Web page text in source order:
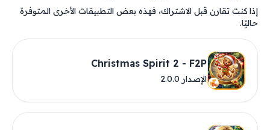
إذا كنت تقارن قبل الاشتراك، فهذه بعض التطبيقات الأخرى المتوفرة
حاليًا.
Christmas Spirit 2 - F2P
الإصدار 2.0.0